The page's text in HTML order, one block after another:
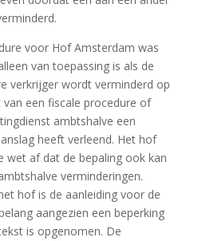
voor Hof Amsterdam was
van toepassing is als de
verkrijger wordt verminderd op
een fiscale procedure of
ambtshalve een
heeft verleend. Het hof
wet af dat de bepaling ook kan
verminderingen.
hof is de aanleiding voor de
aangezien een beperking
is opgenomen. De